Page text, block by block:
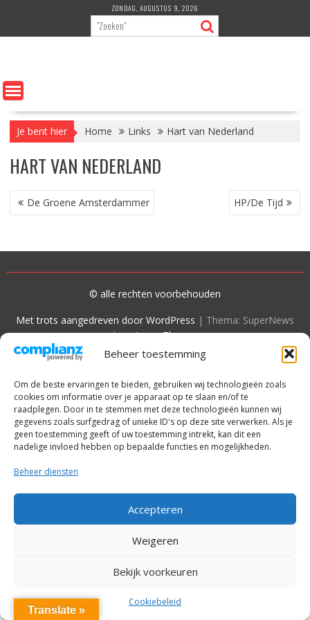
Beheer toestemming
Om de beste ervaringen te bieden, gebruiken wij technologieën zoals
cookies om informatie over je apparaat op te slaan en/of te
raadplegen. Door in te stemmen met deze technologieën kunnen wij
gegevens zoals surfgedrag of unieke ID's op deze site verwerken. Als je
geen toestemming geeft of uw toestemming intrekt, kan dit een
nadelige invloed hebben op bepaalde functies en mogelijkheden.
Beheer diensten
Accepteren
Weigeren
Bekijk voorkeuren
Cookiebeleid
de
ZONDAG, AUGUSTUS 9, 2026
Je bent hier Home Links Hart van Nederland
HART VAN NEDERLAND
BERICHT
NAVIGATIE
De Groene Amsterdammer HP/De Tijd
© alle rechten voorbehouden
Met trots aangedreven door WordPress | Thema: SuperNews
doorAcme Themes
Translate »